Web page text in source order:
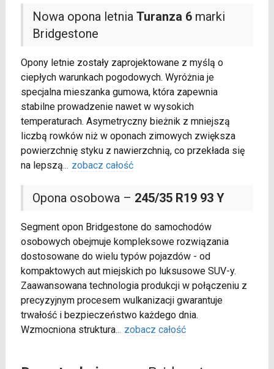
Nowa opona letnia Turanza 6marki
Bridgestone
Opony letnie zostały zaprojektowane z myślą o
ciepłych warunkach pogodowych. Wyróżnia je
specjalna mieszanka gumowa, która zapewnia
stabilne prowadzenie nawet w wysokich
temperaturach. Asymetryczny bieżnik z mniejszą
liczbą rowków niż w oponach zimowych zwiększa
powierzchnię styku z nawierzchnią, co przekłada się
na lepszą... zobacz całość
Opona osobowa – 245/35 R19 93 Y
Segment opon Bridgestone do samochodów
osobowych obejmuje kompleksowe rozwiązania
dostosowane do wielu typów pojazdów - od
kompaktowych aut miejskich po luksusowe SUV-y.
Zaawansowana technologia produkcji w połączeniu z
precyzyjnym procesem wulkanizacji gwarantuje
trwałość i bezpieczeństwo każdego dnia.
Wzmocniona struktura... zobacz całość